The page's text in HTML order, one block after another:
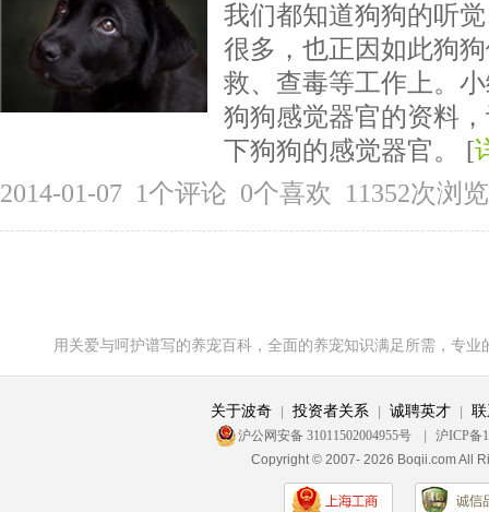
我们都知道狗狗的听
很多，也正因如此狗
救、查毒等工作上。
狗狗感觉器官的资料
下狗狗的感觉器官。 [
2014-01-07 1个评论 0个喜欢 11352次浏览
用关爱与呵护谱写的养宠百科，全面的养宠知识满足所需，专
关于波奇 投资者关系 诚聘英才
沪公网安备 31011502004955号
沪ICP备
Copyright © 2007- 2026 Boqii.com All